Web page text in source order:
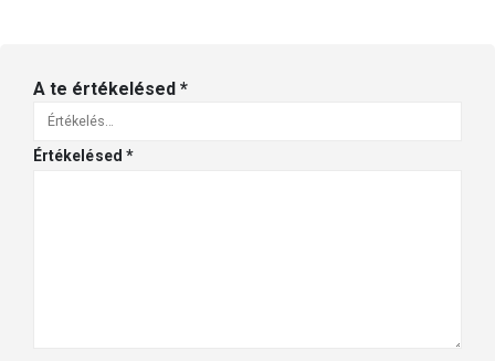
A te értékelésed *
Értékelésed *